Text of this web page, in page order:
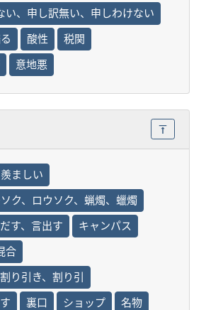
い、申し訳無い、申しわけない
酸性
税関
意地悪
ましい
ク、ロウソク、蝋燭、蠟燭
す、言出す
キャンパス
合
り引き、割り引
裏口 ショップ
名物